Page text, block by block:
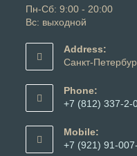
Пн-Сб: 9:00 - 20:00
Вс: выходной
Address:
Санкт-
Phone:
+7 (812) 337-2-
в
вашем
Mobile:
+7 (921) 91-